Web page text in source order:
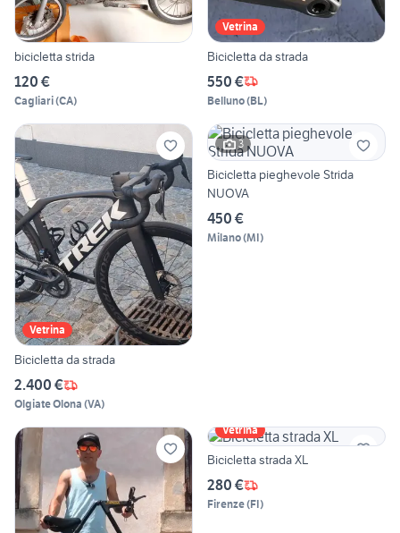
bicicletta strida
120 €
Cagliari(CA)
Vetrina
Bicicletta da strada
550 €
Belluno(BL)
Vetrina
Bicicletta da strada
2.400 €
Olgiate Olona (VA)
3
Bicicletta pieghevole Strida
NUOVA
450 €
Milano(MI)
Vetrina
Bicicletta strada XL
280 €
Firenze(FI)